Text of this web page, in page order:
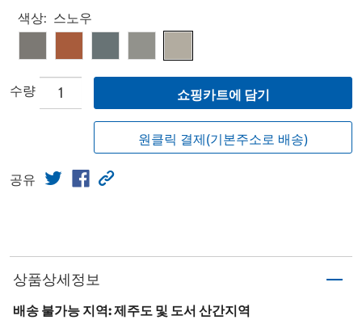
Select product
색상: 스노우
수량 쇼핑카트에 담기
원클릭 결제(기본주소로 배송)
공유
상품상세정보
배송 불가능 지역: 제주도 및 도서 산간지역